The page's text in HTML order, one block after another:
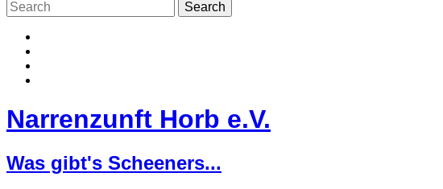
Narrenzunft Horb e.V.
Was gibt's Scheeners...